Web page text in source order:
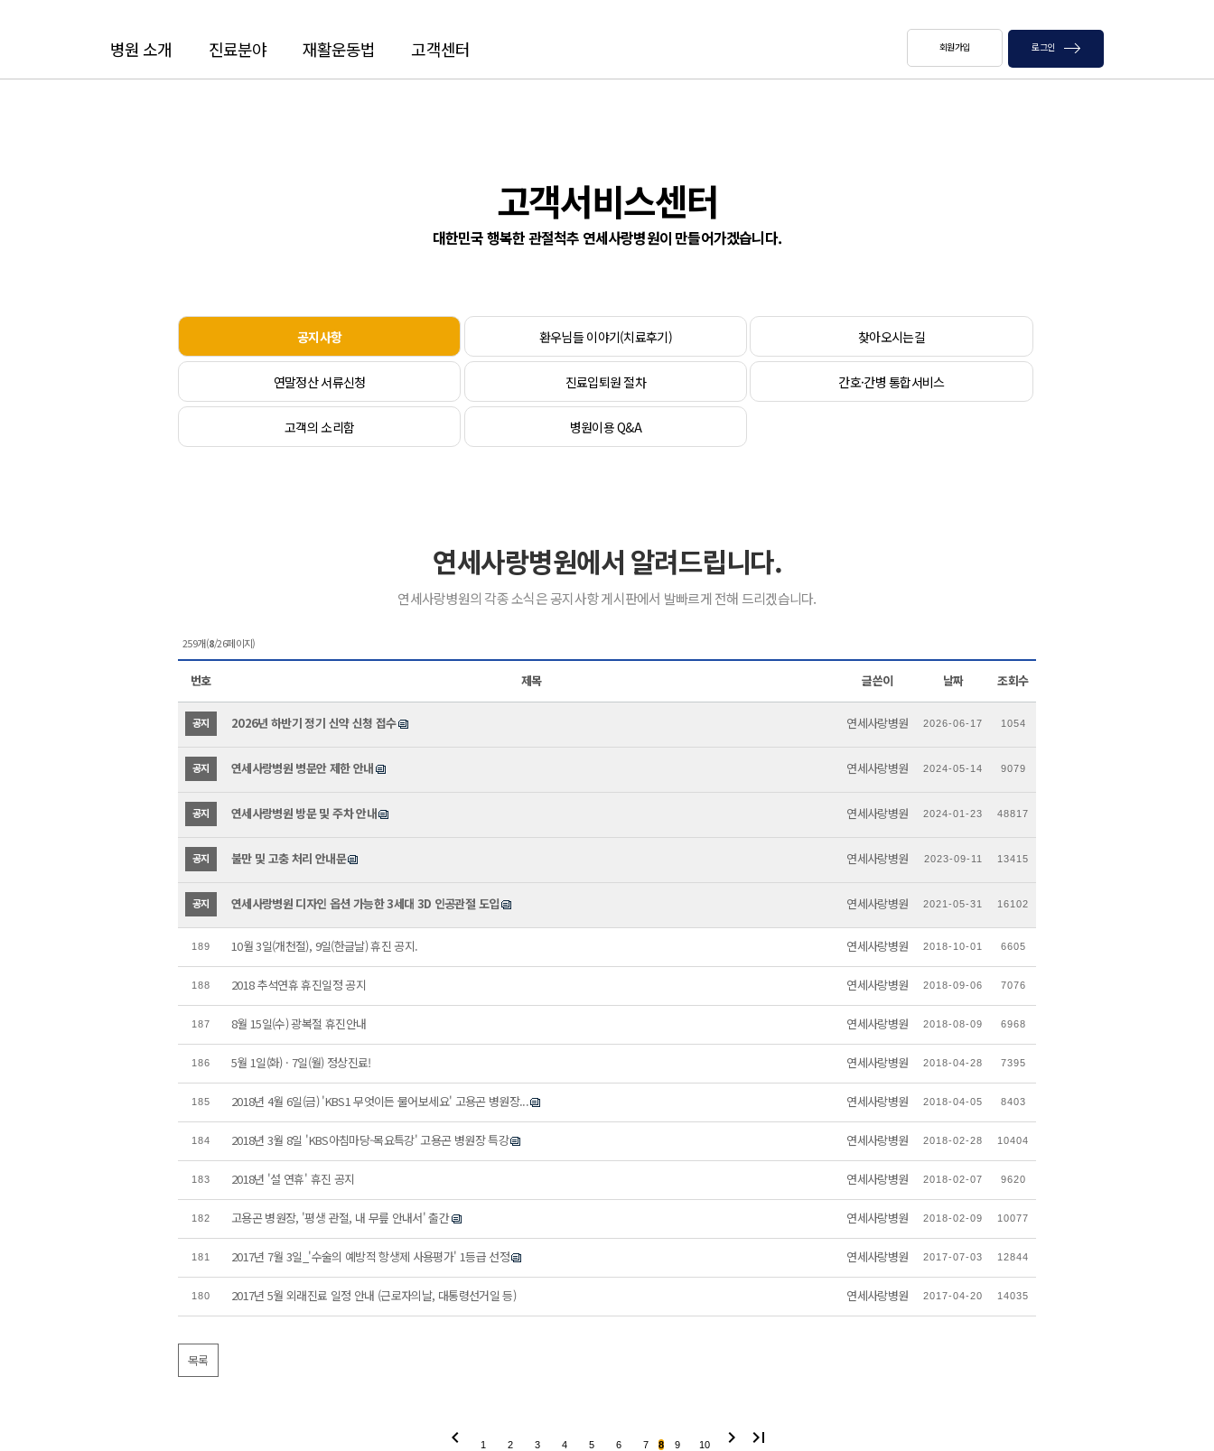
병원 소개 진료분야 재활운동법 고객센터 회원가입 로그인
고객서비스센터
대한민국 행복한 관절척추 연세사랑병원이 만들어가겠습니다.
공지사항 환우님들 이야기(치료후기) 찾아오시는길
연말정산 서류신청 진료입퇴원 절차 간호·간병 통합서비스
고객의 소리함 병원이용 Q&A
연세사랑병원에서 알려드립니다.
연세사랑병원의 각종 소식은 공지사항 게시판에서 발빠르게 전해 드리겠습니다.
259개(8/26페이지)
번호 제목 글쓴이 날짜 조회수
공지 2026년 하반기 정기 신약 신청 접수 연세사랑병원 2026-06-17 1054
공지 연세사랑병원 병문안 제한 안내 연세사랑병원 2024-05-14 9079
공지 연세사랑병원 방문 및 주차 안내 연세사랑병원 2024-01-23 48817
공지 불만 및 고충 처리 안내문 연세사랑병원 2023-09-11 13415
공지 연세사랑병원 디자인 옵션 가능한 3세대 3D 인공관절 도입 연세사랑병원 2021-05-31 16102
189 10월 3일(개천절), 9일(한글날) 휴진 공지. 연세사랑병원 2018-10-01 6605
188 2018 추석연휴 휴진일정 공지 연세사랑병원 2018-09-06 7076
187 8월 15일(수) 광복절 휴진안내 연세사랑병원 2018-08-09 6968
186 5월 1일(화) · 7일(월) 정상진료! 연세사랑병원 2018-04-28 7395
185 2018년 4월 6일(금) 'KBS1 무엇이든 물어보세요' 고용곤 병원장... 연세사랑병원 2018-04-05 8403
184 2018년 3월 8일 'KBS아침마당-목요특강' 고용곤 병원장 특강 연세사랑병원 2018-02-28 10404
183 2018년 '설 연휴' 휴진 공지 연세사랑병원 2018-02-07 9620
182 고용곤 병원장, '평생 관절, 내 무릎 안내서' 출간 연세사랑병원 2018-02-09 10077
181 2017년 7월 3일_'수술의 예방적 항생제 사용평가' 1등급 선정 연세사랑병원 2017-07-03 12844
180 2017년 5월 외래진료 일정 안내 (근로자의날, 대통령선거일 등) 연세사랑병원 2017-04-20 14035
목록
chevron_left 1 2 3 4 5 6 7 8 9 10 chevron_right last_page